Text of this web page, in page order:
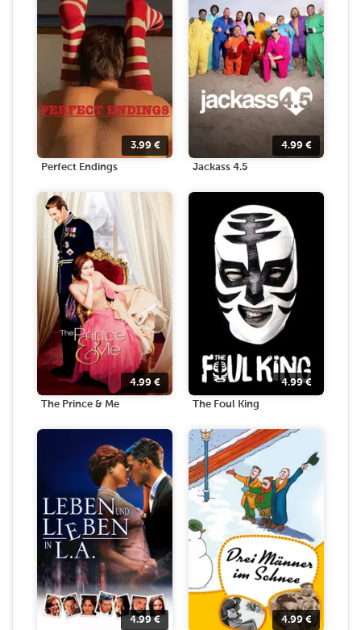
3.99 €
Perfect Endings
4.99 €
Jackass 4.5
4.99 €
The Prince & Me
4.99€
The Foul King
4.99€ 4.99€